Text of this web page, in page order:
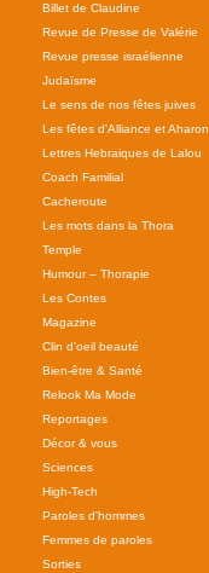
Billet de Claudine
Revue de Presse de Valérie
Revue presse israélienne
Judaïsme
Le sens de nos fêtes juives
Les fêtes d'Alliance et Aharon
Lettres Hebraiques de Lalou
Coach Familial
Cacheroute
Les mots dans la Thora
Temple
Humour – Thorapie
Les Contes
Magazine
Clin d'oeil beauté
Bien-être & Santé
Relook Ma Mode
Reportages
Décor & vous
Sciences
High-Tech
Paroles d'hommes
Femmes de paroles
Sorties